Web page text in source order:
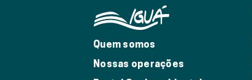
Quem somos
Nossas operações